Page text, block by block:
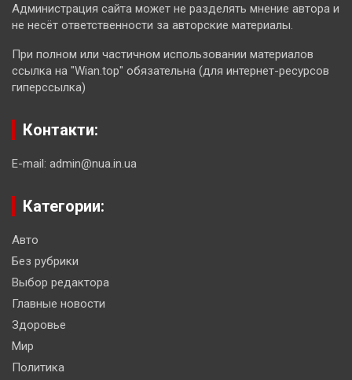
Администрация сайта может не разделять мнение автора и
не несёт ответственности за авторские материалы.
При полном или частичном использовании материалов
ссылка на "Wian.top" обязательна (для интернет-ресурсов
гиперссылка)
Контакти:
E-mail: admin@nua.in.ua
Категории:
Авто
Без рубрики
Выбор редактора
Главные новости
Здоровье
Мир
Политика